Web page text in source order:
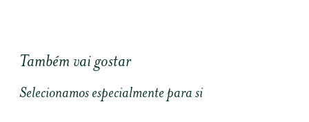
Também vai gostar
Selecionamos especialmente para si